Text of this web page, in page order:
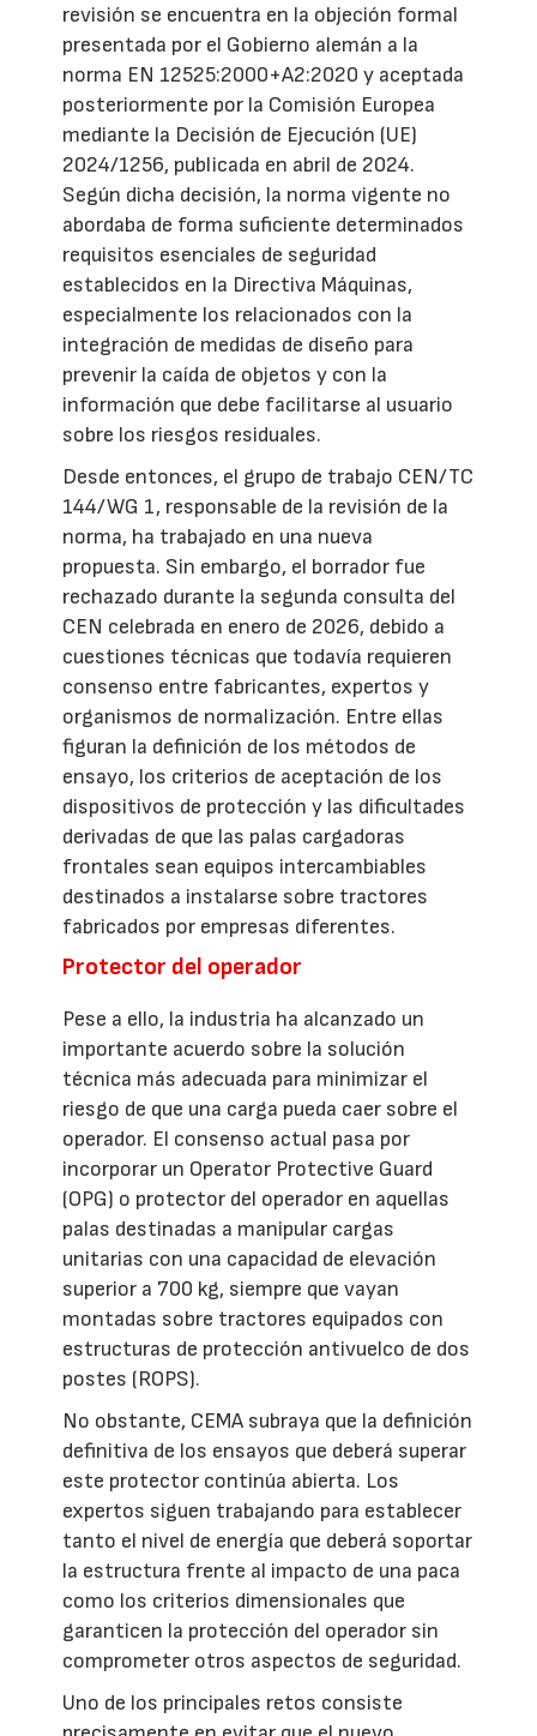
revisión se encuentra en la objeción formal
presentada por el Gobierno alemán a la
norma EN 12525:2000+A2:2020 y aceptada
posteriormente por la Comisión Europea
mediante la Decisión de Ejecución (UE)
2024/1256, publicada en abril de 2024.
Según dicha decisión, la norma vigente no
abordaba de forma suficiente determinados
requisitos esenciales de seguridad
establecidos en la Directiva Máquinas,
especialmente los relacionados con la
integración de medidas de diseño para
prevenir la caída de objetos y con la
información que debe facilitarse al usuario
sobre los riesgos residuales.
Desde entonces, el grupo de trabajo CEN/TC
144/WG 1, responsable de la revisión de la
norma, ha trabajado en una nueva
propuesta. Sin embargo, el borrador fue
rechazado durante la segunda consulta del
CEN celebrada en enero de 2026, debido a
cuestiones técnicas que todavía requieren
consenso entre fabricantes, expertos y
organismos de normalización. Entre ellas
figuran la definición de los métodos de
ensayo, los criterios de aceptación de los
dispositivos de protección y las dificultades
derivadas de que las palas cargadoras
frontales sean equipos intercambiables
destinados a instalarse sobre tractores
fabricados por empresas diferentes.
Protector del operador
Pese a ello, la industria ha alcanzado un
importante acuerdo sobre la solución
técnica más adecuada para minimizar el
riesgo de que una carga pueda caer sobre el
operador. El consenso actual pasa por
incorporar un Operator Protective Guard
(OPG) o protector del operador en aquellas
palas destinadas a manipular cargas
unitarias con una capacidad de elevación
superior a 700 kg, siempre que vayan
montadas sobre tractores equipados con
estructuras de protección antivuelco de dos
postes (ROPS).
No obstante, CEMA subraya que la definición
definitiva de los ensayos que deberá superar
este protector continúa abierta. Los
expertos siguen trabajando para establecer
tanto el nivel de energía que deberá soportar
la estructura frente al impacto de una paca
como los criterios dimensionales que
garanticen la protección del operador sin
comprometer otros aspectos de seguridad.
Uno de los principales retos consiste